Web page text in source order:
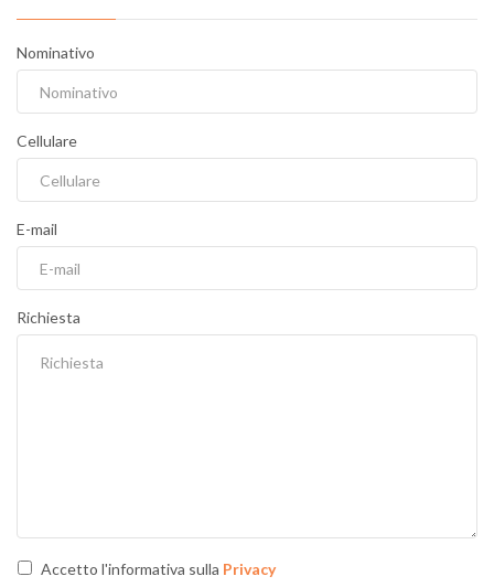
Nominativo
Cellulare
E-mail
Richiesta
Accetto l'informativa sulla Privacy